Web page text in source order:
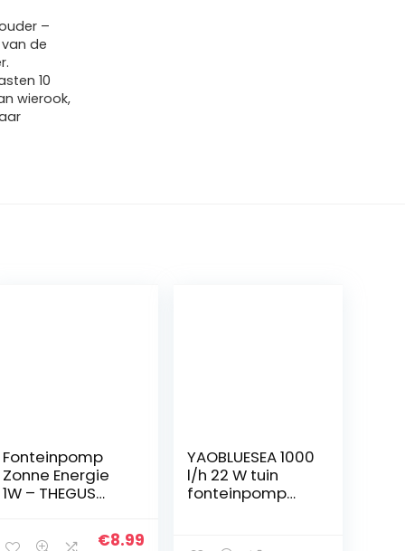
–
de
10
wierook,
Fonteinpomp
Zonne Energie
1W – THEGUS
Original
€8.99Current
YAOBLUESEA 1000
l/h 22 W tuin
fonteinpomp